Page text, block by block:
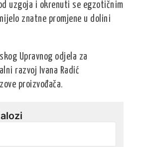
uzgoja i okrenuti se egzotičnim
znatne promjene u dolini
Upravnog odjela za
razvoj Ivana Radić
proizvođača.